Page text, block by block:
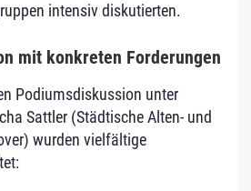
intensiv diskutierten.
mit konkreten Forderungen
Podiumsdiskussion unter
Sattler (Städtische Alten- und
wurden vielfältige